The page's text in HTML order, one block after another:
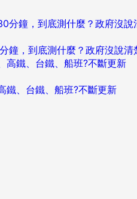
鐘，到底測什麼？政府沒說清
鐵、台鐵、船班?不斷更新